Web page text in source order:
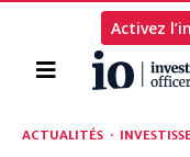
Accueil
Activez
Rechercher
ACTUALITÉS ·